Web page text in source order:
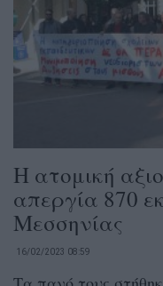
Η ατομική
απεργία 870
Μεσσηνίας
16/02/2023 08:59